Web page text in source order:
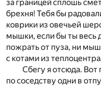
за границей сплошь
брехня! Тебя бы
коврики из овечьей
мышки, если бы ты весь
пожрать от пуза, ни
с котами из
Сбегу я отсюда. Вот
по соседству одни в